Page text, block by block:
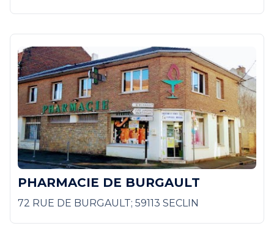
PHARMACIE DE BURGAULT
72 RUE DE BURGAULT; 59113 SECLIN